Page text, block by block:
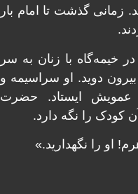
زمانی گذشت تا امام بار
خیمه‌گاه با زنان به سر
دوید. او سراسیمه و
عمویش ایستاد. حضرت
کودک را نگه دارد.
او را نگهدارید.»